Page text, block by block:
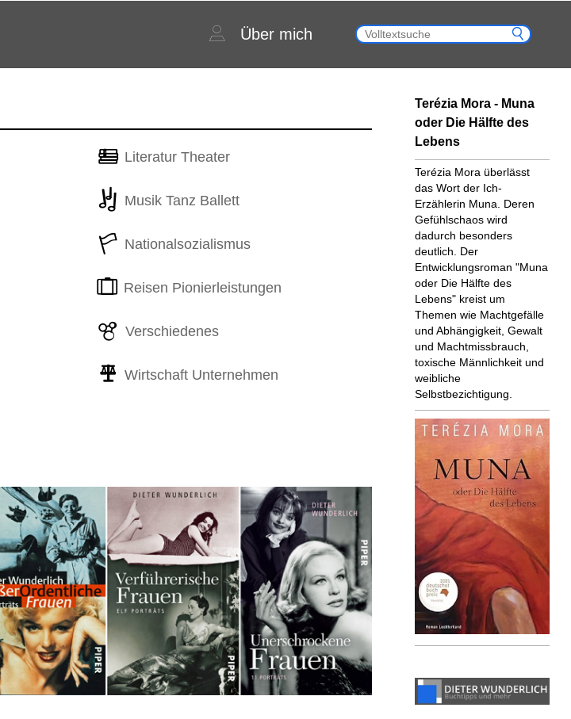
Über mich
Literatur Theater
Musik Tanz Ballett
Nationalsozialismus
Reisen Pionierleistungen
Verschiedenes
Wirtschaft Unternehmen
Terézia Mora - Muna
oder Die Hälfte des
Lebens
Terézia Mora überlässt
das Wort der Ich-
Erzählerin Muna. Deren
Gefühlschaos wird
dadurch besonders
deutlich. Der
Entwicklungsroman "Muna
oder Die Hälfte des
Lebens" kreist um
Themen wie Machtgefälle
und Abhängigkeit, Gewalt
und Machtmissbrauch,
toxische Männlichkeit und
weibliche
Selbstbezichtigung.